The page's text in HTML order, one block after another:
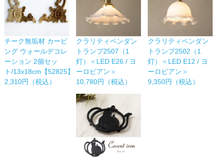
チーク無垢材 カービ
ング ウォールデコレ
ーション 2個セッ
ト/13x18cm【52825】
2,310円（税込）
クラリティペンダン
トランプ2507（1
灯）＜LED E26 / ヨ
ーロピアン＞
10,780円（税込）
クラリティペンダン
トランプ2502（1
灯）＜LED E12 / ヨ
ーロピアン＞
9,350円（税込）